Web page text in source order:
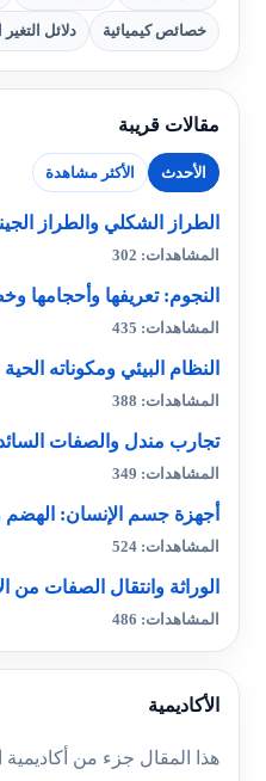
خصائص كيميائية دلائل التغير
مقالات قريبة
الأحدث الأكثر مشاهدة
الطراز الشكلي والطراز
المشاهدات: 302
النجوم: تعريفها وأحجامها
المشاهدات: 435
النظام البيئي ومكوناته
المشاهدات: 388
تجارب مندل والصفات
المشاهدات: 349
أجهزة جسم الإنسان: الهضم
المشاهدات: 524
الوراثة وانتقال الصفات من
المشاهدات: 486
الأكاديمية
هذا المقال جزء من